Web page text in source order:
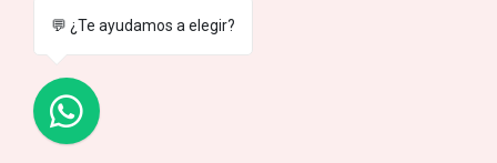
💬 ¿Te ayudamos a elegir?